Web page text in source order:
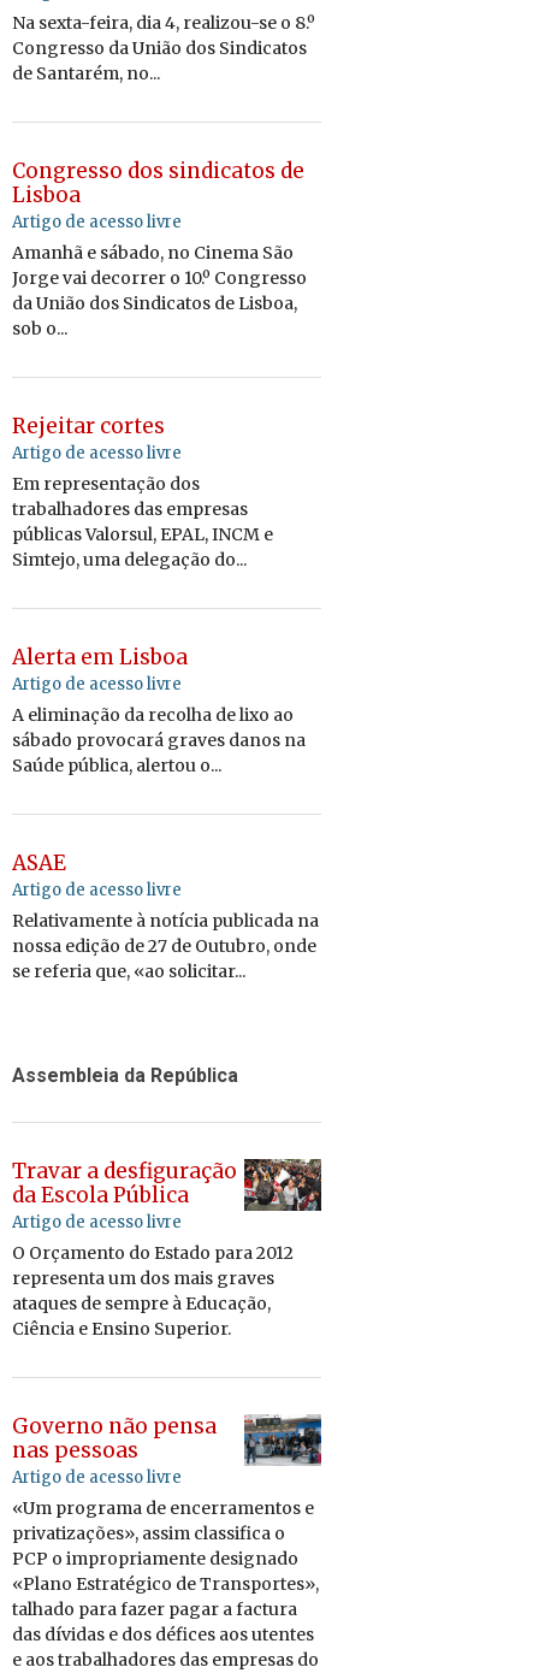
Na sexta-feira, dia 4, realizou-se o 8.º
Congresso da União dos Sindicatos
de Santarém, no...
Congresso dos sindicatos de
Lisboa
Artigo de acesso livre
Amanhã e sábado, no Cinema São
Jorge vai decorrer o 10.º Congresso
da União dos Sindicatos de Lisboa,
sob o...
Rejeitar cortes
Artigo de acesso livre
Em representação dos
trabalhadores das empresas
públicas Valorsul, EPAL, INCM e
Simtejo, uma delegação do...
Alerta em Lisboa
Artigo de acesso livre
A eliminação da recolha de lixo ao
sábado provocará graves danos na
Saúde pública, alertou o...
ASAE
Artigo de acesso livre
Relativamente à notícia publicada na
nossa edição de 27 de Outubro, onde
se referia que, «ao solicitar...
Assembleia da República
Travar a desfiguração
da Escola Pública
Artigo de acesso livre
O Or­ça­mento do Es­tado para 2012
re­pre­senta um dos mais graves
ata­ques de sempre à Edu­cação,
Ci­ência e En­sino Su­pe­rior.
Governo não pensa
nas pessoas
Artigo de acesso livre
«Um pro­grama de en­cer­ra­mentos e
pri­va­ti­za­ções», assim clas­si­fica o
PCP o im­pro­pri­a­mente de­sig­nado
«Plano Es­tra­té­gico de Trans­portes»,
ta­lhado para fazer pagar a fac­tura
das dí­vidas e dos dé­fices aos utentes
e aos tra­ba­lha­dores das em­presas do